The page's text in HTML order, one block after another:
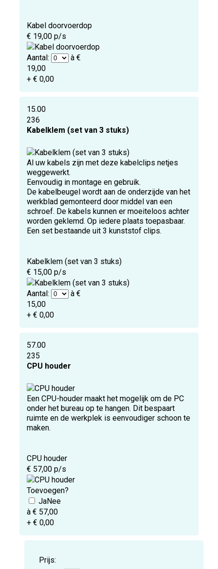
Kabel doorvoerdop
€ 19,00 p/s
Aantal:
à €
19,00
+ € 0,00
15.00
236
Kabelklem (set van 3 stuks)
Al uw kabels zijn met deze kabelclips netjes
weggewerkt.
Eenvoudig in montage en gebruik.
De kabelbeugel wordt aan de onderzijde van het
werkblad gemonteerd door middel van een
schroef. De kabels kunnen er moeiteloos achter
worden geklemd. Op iedere plaats toepasbaar.
Een set bestaande uit 3 kunststof clips.
Kabelklem (set van 3 stuks)
€ 15,00 p/s
Aantal:
à €
15,00
+ € 0,00
57.00
235
CPU houder
Een CPU-houder maakt het mogelijk om de PC
onder het bureau op te hangen. Dit bespaart
ruimte en de werkplek is eenvoudiger schoon te
maken.
CPU houder
€ 57,00 p/s
Toevoegen?
à € 57,00
+ € 0,00
Prijs: